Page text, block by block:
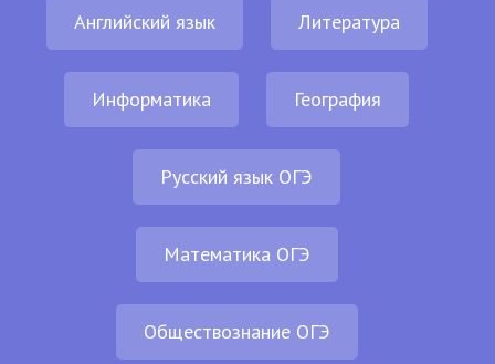
Английский язык Литература
Информатика География
Русский язык ОГЭ
Математика ОГЭ
Обществознание ОГЭ